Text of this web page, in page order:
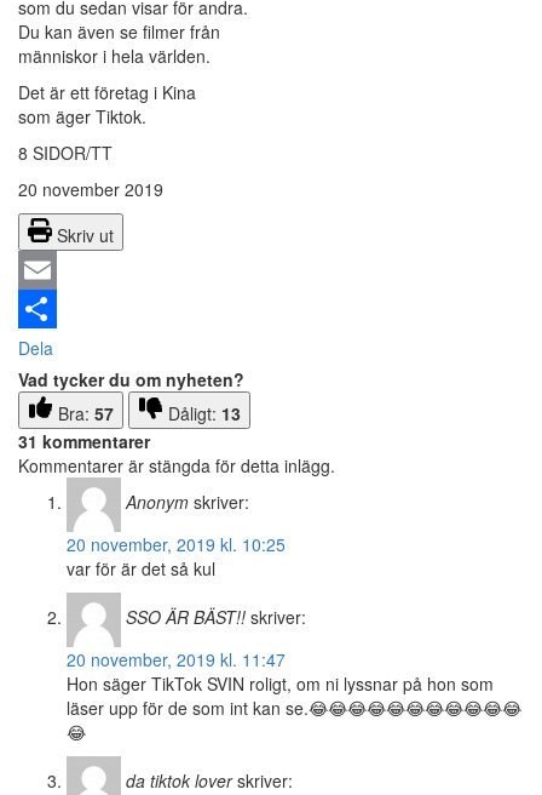
som du sedan visar för andra.
Du kan även se filmer från
människor i hela världen.
Det är ett företag i Kina
som äger Tiktok.
8 SIDOR/TT
20 november 2019
Skriv ut
Email
Dela
Vad tycker du om nyheten?
Bra: 57 Dåligt: 13
31 kommentarer
Kommentarer är stängda för detta inlägg.
Anonym skriver:
20 november, 2019 kl. 10:25
var för är det så kul
SSO ÄR BÄST!! skriver:
20 november, 2019 kl. 11:47
Hon säger TikTok SVIN roligt, om ni lyssnar på hon som
läser upp för de som int kan se.😂😂😂😂😂😂😂😂😂😂😂
😂
da tiktok lover skriver: